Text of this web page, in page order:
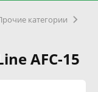
категории
AFC-15